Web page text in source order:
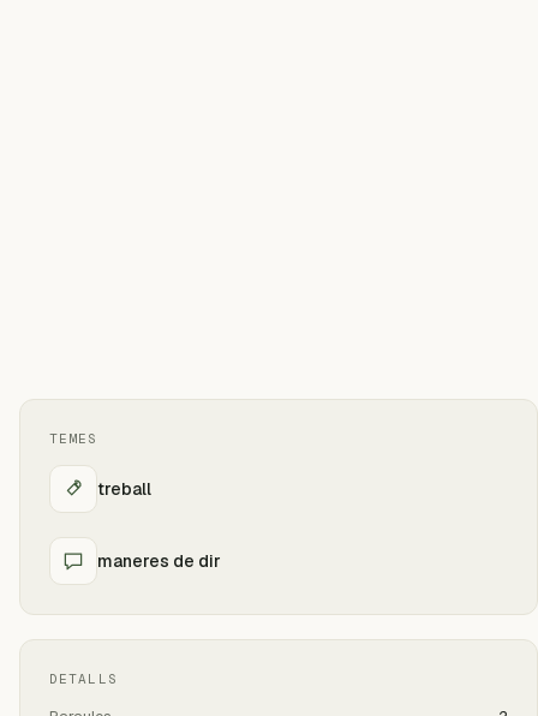
TEMES
treball
maneres de dir
DETALLS